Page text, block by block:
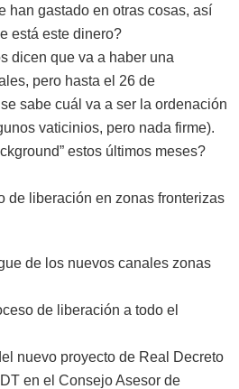
han gastado en otras cosas, así
está este dinero?
dicen que va a haber una
pero hasta el 26 de
sabe cuál va a ser la ordenación
vaticinios, pero nada firme).
estos últimos meses?
de liberación en zonas fronterizas
de los nuevos canales zonas
de liberación a todo el
nuevo proyecto de Real Decreto
en el Consejo Asesor de